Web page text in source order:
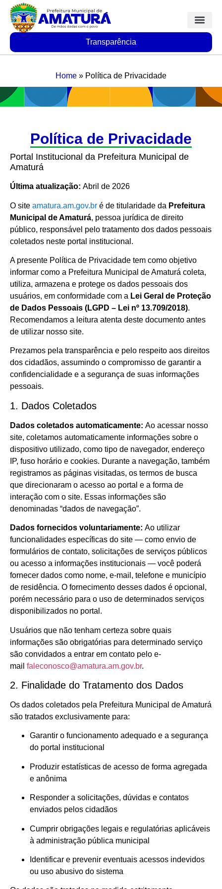
Transparência
Home » Política de Privacidade
Política de Privacidade
Portal Institucional da Prefeitura Municipal de
Amaturá
Última atualização: Abril de 2026
O site amatura.am.gov.br é de titularidade da Prefeitura
Municipal de Amaturá, pessoa jurídica de direito
público, responsável pelo tratamento dos dados pessoais
coletados neste portal institucional.
A presente Política de Privacidade tem como objetivo
informar como a Prefeitura Municipal de Amaturá coleta,
utiliza, armazena e protege os dados pessoais dos
usuários, em conformidade com a Lei Geral de Proteção
de Dados Pessoais (LGPD – Lei nº 13.709/2018).
Recomendamos a leitura atenta deste documento antes
de utilizar nosso site.
Prezamos pela transparência e pelo respeito aos direitos
dos cidadãos, assumindo o compromisso de garantir a
confidencialidade e a segurança de suas informações
pessoais.
1. Dados Coletados
Dados coletados automaticamente: Ao acessar nosso
site, coletamos automaticamente informações sobre o
dispositivo utilizado, como tipo de navegador, endereço
IP, fuso horário e cookies. Durante a navegação, também
registramos as páginas visitadas, os termos de busca
que direcionaram o acesso ao portal e a forma de
interação com o site. Essas informações são
denominadas “dados de navegação”.
Dados fornecidos voluntariamente: Ao utilizar
funcionalidades específicas do site — como envio de
formulários de contato, solicitações de serviços públicos
ou acesso a informações institucionais — você poderá
fornecer dados como nome, e-mail, telefone e município
de residência. O fornecimento desses dados é opcional,
porém necessário para o uso de determinados serviços
disponibilizados no portal.
Usuários que não tenham certeza sobre quais
informações são obrigatórias para determinado serviço
são convidados a entrar em contato pelo e-
mail faleconosco@amatura.am.gov.br.
2. Finalidade do Tratamento dos Dados
Os dados coletados pela Prefeitura Municipal de Amaturá
são tratados exclusivamente para:
Garantir o funcionamento adequado e a segurança
do portal institucional
Produzir estatísticas de acesso de forma agregada
e anônima
Responder a solicitações, dúvidas e contatos
enviados pelos cidadãos
Cumprir obrigações legais e regulatórias aplicáveis
à administração pública municipal
Identificar e prevenir eventuais acessos indevidos
ou uso abusivo do sistema